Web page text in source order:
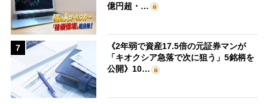
億円超・…
7
《2年弱で資産17.5倍の元証券マンが
「キオクシア急落で次に狙う」5銘柄を
公開》10…